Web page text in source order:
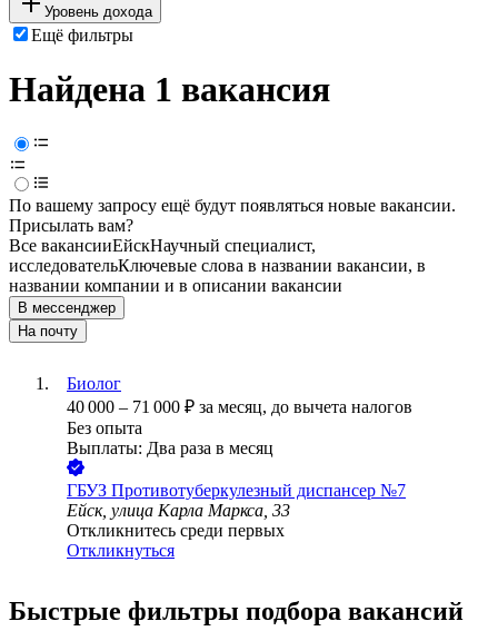
Уровень дохода
Ещё фильтры
Найдена 1 вакансия
По вашему запросу ещё будут появляться новые вакансии.
Присылать вам?
Все вакансииЕйскНаучный специалист,
исследовательКлючевые слова в названии вакансии, в
названии компании и в описании вакансии
В мессенджер
На почту
Биолог
40 000 – 71 000 ₽ за месяц, до вычета налогов
Без опыта
Выплаты: Два раза в месяц
ГБУЗ Противотуберкулезный диспансер №7
Ейск, улица Карла Маркса, 33
Откликнитесь среди первых
Откликнуться
Быстрые фильтры подбора вакансий